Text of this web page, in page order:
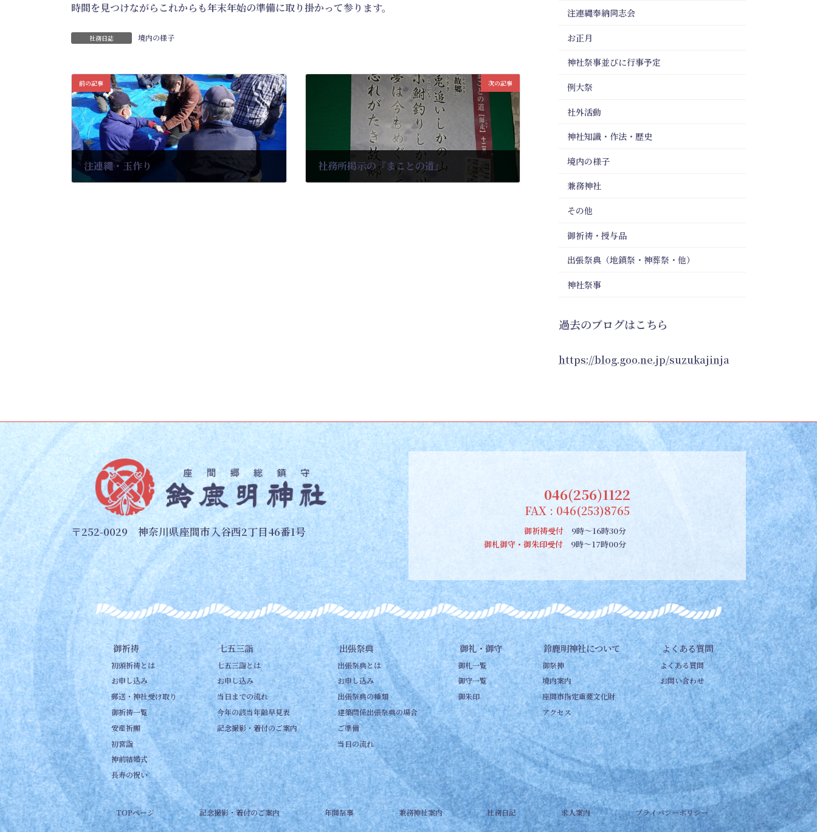
時間を見つけながらこれからも年末年始の準備に取り掛かって参ります。
社務日誌 境内の様子
前の記事
注連縄・玉作り
次の記事
社務所掲示の『まことの道』
注連縄奉納同志会
お正月
神社祭事並びに行事予定
例大祭
社外活動
神社知識・作法・歴史
境内の様子
兼務神社
その他
御祈祷・授与品
出張祭典（地鎮祭・神葬祭・他）
神社祭事
過去のブログはこちら
https://blog.goo.ne.jp/suzukajinja
〒252-0029 神奈川県座間市入谷西2丁目46番1号
046(256)1122
FAX : 046(253)8765
御祈祷受付 9時～16時30分
御札御守・御朱印受付 9時～17時00分
御祈祷
初頭祈祷とは
お申し込み
郵送・神社受け取り
御祈祷一覧
安産祈願
初宮詣
神前結婚式
長寿の祝い
七五三詣
七五三詣とは
お申し込み
当日までの流れ
今年の該当年齢早見表
記念撮影・着付のご案内
出張祭典
出張祭典とは
お申し込み
出張祭典の種類
建築関係出張祭典の場合
ご準備
当日の流れ
御礼・御守
御札一覧
御守一覧
御朱印
鈴鹿明神社について
御祭神
境内案内
座間市指定重要文化財
アクセス
よくある質問
よくある質問
お問い合わせ
TOPページ 記念撮影・着付のご案内 年間祭事 兼務神社案内 社務日記 求人案内 プライバシーポリシー